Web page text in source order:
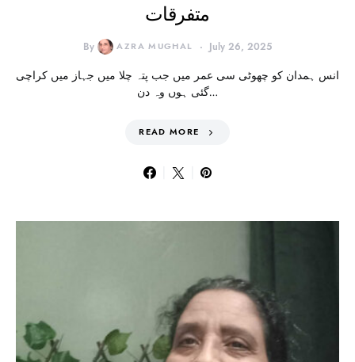
متفرقات
By AZRA MUGHAL July 26, 2025
انس ہمدان کو چھوٹی سی عمر میں جب پتہ چلا میں جہاز میں کراچی
گئی ہوں وہ دن…
READ MORE